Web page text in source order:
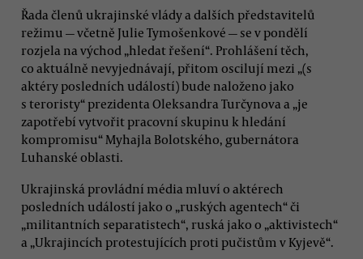
Řada členů ukrajinské vlády a dalších představitelů
režimu — včetně Julie Tymošenkové — se v pondělí
rozjela na východ „hledat řešení“. Prohlášení těch,
co aktuálně nevyjednávají, přitom oscilují mezi „(s
aktéry posledních událostí) bude naloženo jako
s teroristy“ prezidenta Oleksandra Turčynova a „je
zapotřebí vytvořit pracovní skupinu k hledání
kompromisu“ Myhajla Bolotského, gubernátora
Luhanské oblasti.
Ukrajinská provládní média mluví o aktérech
posledních událostí jako o „ruských agentech“ či
„militantních separatistech“, ruská jako o „aktivistech“
a „Ukrajincích protestujících proti pučistům v Kyjevě“.